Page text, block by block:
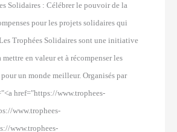
Solidaires : Célébrer le pouvoir de la
pour les projets solidaires qui
Trophées Solidaires sont une initiative
en valeur et à récompenser les
pour un monde meilleur. Organisés par
href="https://www.trophees-
www.trophees-
www.trophees-